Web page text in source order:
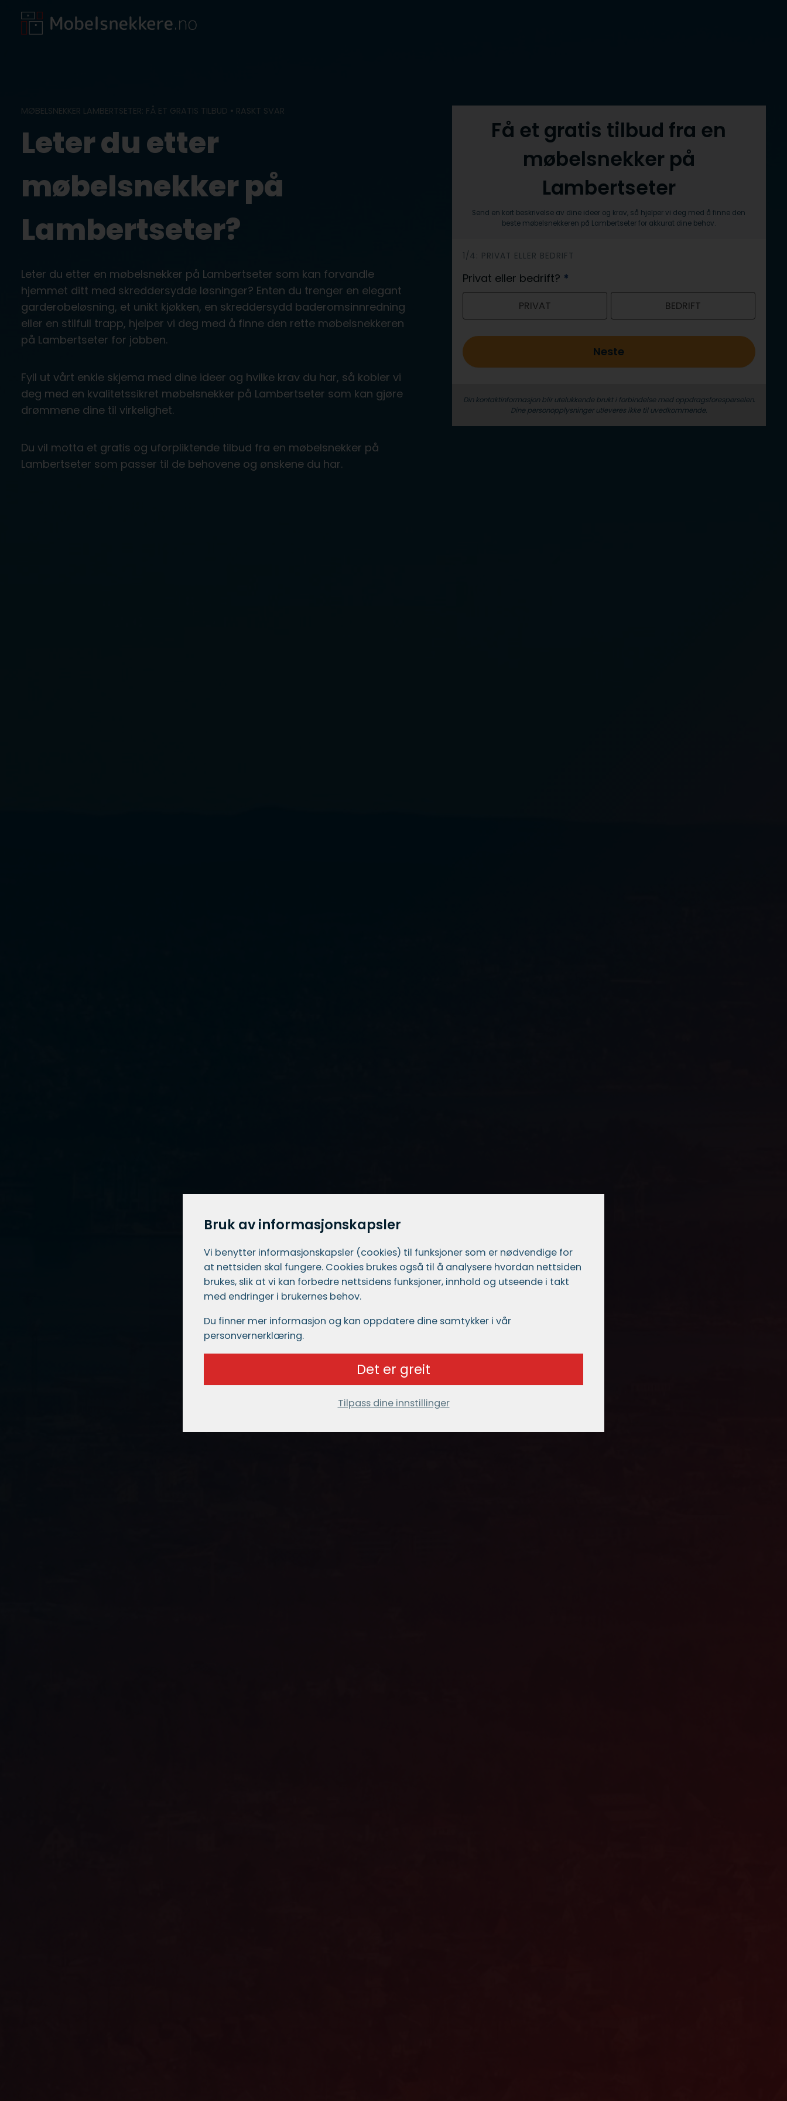
MØBELSNEKKER LAMBERTSETER: FÅ ET GRATIS TILBUD • RASKT SVAR
Leter du etter
møbelsnekker på
Lambertseter?
Leter du etter en møbelsnekker på Lambertseter som kan forvandle
hjemmet ditt med skreddersydde løsninger? Enten du trenger en elegant
garderobeløsning, et unikt kjøkken, en skreddersydd baderomsinnredning
eller en stilfull trapp, hjelper vi deg med å finne den rette møbelsnekkeren
på Lambertseter for jobben.
Fyll ut vårt enkle skjema med dine ideer og hvilke krav du har, så kobler vi
deg med en kvalitetssikret møbelsnekker på Lambertseter som kan gjøre
drømmene dine til virkelighet.
Du vil motta et gratis og uforpliktende tilbud fra en møbelsnekker på
Lambertseter som passer til de behovene og ønskene du har.
Få et gratis tilbud fra en
møbelsnekker på
Lambertseter
Send en kort beskrivelse av dine ideer og krav, så hjelper vi deg med å finne den
beste møbelsnekkeren på Lambertseter for akkurat dine behov.
h
e
r
1/4: PRIVAT ELLER BEDRIFT
Privat eller bedrift? *
PRIVAT BEDRIFT
Neste
Din kontaktinformasjon blir utelukkende brukt i forbindelse med oppdrags­forespørselen.
Dine person­­opplysninger utleveres ikke til uvedkommende.
Bruk av informasjonskapsler
Vi benytter informasjons­kapsler (cookies) til funksjoner som er nødvendige for
at nettsiden skal fungere. Cookies brukes også til å analysere hvordan nettsiden
brukes, slik at vi kan forbedre nettsidens funksjoner, innhold og utseende i takt
med endringer i brukernes behov.
Du finner mer informasjon og kan oppdatere dine samtykker i vår
personvernerklæring.
Det er greit
Tilpass dine innstillinger